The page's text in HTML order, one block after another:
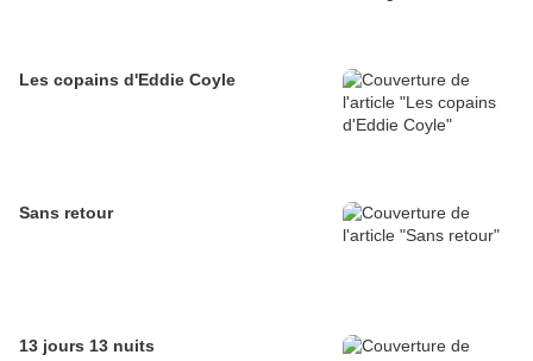
Les copains d'Eddie Coyle
Sans retour
13 jours 13 nuits